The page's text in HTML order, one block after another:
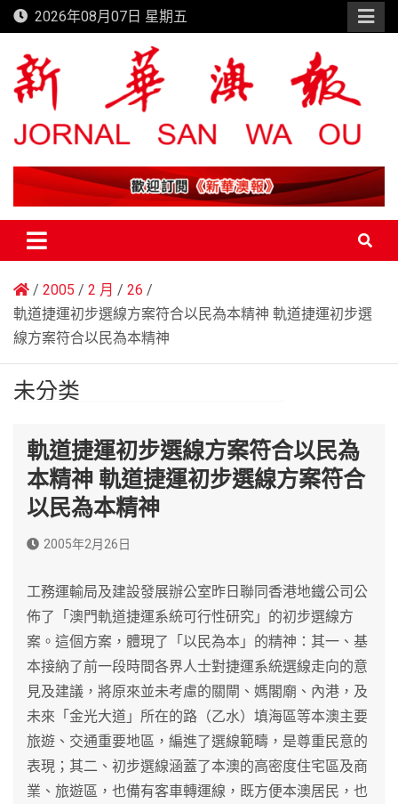
Skip
to
content
2026年08月07日 星期五
新華澳報
2005 2 月
26
軌道捷運初步選線方案符合以民為本精神 軌道捷運初步選
線方案符合以民為本精神
未分类
軌道捷運初步選線方案符合以民為
本精神 軌道捷運初步選線方案符合
以民為本精神
2005年2月26日
工務運輸局及建設發展辦公室昨日聯同香港地鐵公司公
佈了「澳門軌道捷運系統可行性研究」的初步選線方
案。這個方案，體現了「以民為本」的精神：其一、基
本接納了前一段時間各界人士對捷運系統選線走向的意
見及建議，將原來並未考慮的關閘、媽閣廟、內港，及
未來「金光大道」所在的路（乙水）填海區等本澳主要
旅遊、交通重要地區，編進了選線範疇，是尊重民意的
表現；其二、初步選線涵蓋了本澳的高密度住宅區及商
業、旅遊區，也備有客車轉運線，既方便本澳居民，也